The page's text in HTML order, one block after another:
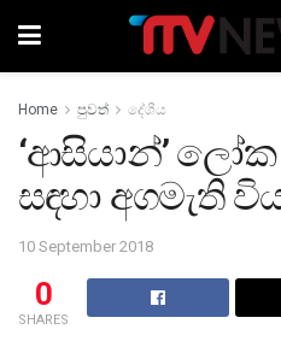
Home පුවත් දේශීය
‘ආසියාන්’
සඳහා අගමැති
10 September 2018
0
SHARES